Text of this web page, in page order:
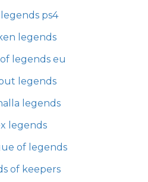
ps4
legends
legends eu
legends
legends
legends
of legends
of keepers